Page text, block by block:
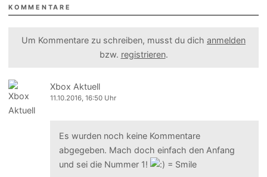
KOMMENTARE
Um Kommentare zu schreiben, musst du dich anmelden
bzw. registrieren.
Xbox Aktuell
11.10.2016, 16:50 Uhr
Es wurden noch keine Kommentare
abgegeben. Mach doch einfach den Anfang
und sei die Nummer 1!